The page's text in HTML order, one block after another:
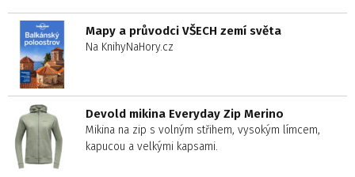
Mapy a průvodci VŠECH zemí světa
Na KnihyNaHory.cz
Devold mikina Everyday Zip Merino
Mikina na zip s volným střihem, vysokým límcem,
kapucou a velkými kapsami.